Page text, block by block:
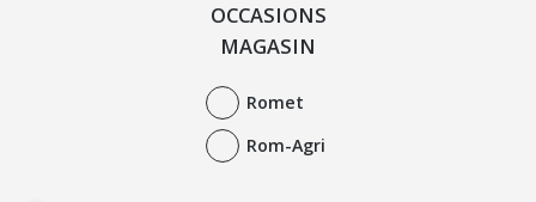
OCCASIONS
MAGASIN
Romet
Rom-Agri